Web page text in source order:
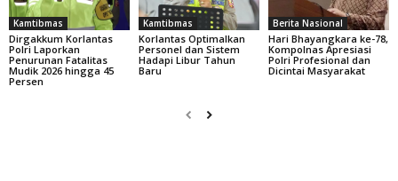
Kamtibmas
Dirgakkum Korlantas
Polri Laporkan
Penurunan Fatalitas
Mudik 2026 hingga 45
Persen
Kamtibmas
Korlantas Optimalkan
Personel dan Sistem
Hadapi Libur Tahun
Baru
Berita Nasional
Hari Bhayangkara ke-78,
Kompolnas Apresiasi
Polri Profesional dan
Dicintai Masyarakat